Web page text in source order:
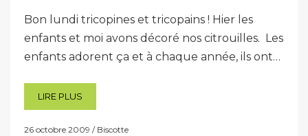
Bon lundi tricopines et tricopains ! Hier les
enfants et moi avons décoré nos citrouilles. Les
enfants adorent ça et à chaque année, ils ont…
LIRE PLUS
26 octobre 2009
Biscotte